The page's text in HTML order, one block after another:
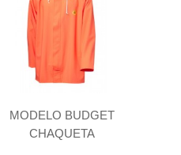
MODELO BUDGET
CHAQUETA